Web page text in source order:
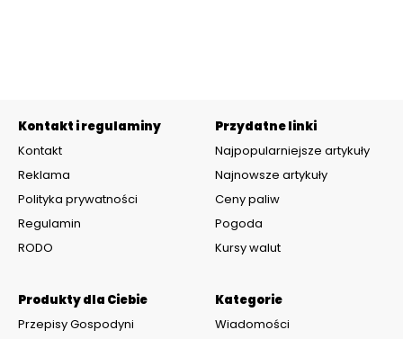
Kontakt i regulaminy
Kontakt
Reklama
Polityka prywatności
Regulamin
RODO
Kategorie
Wiadomości
Produkty dla Ciebie
Przepisy Gospodyni
Przydatne linki
Najpopularniejsze artykuły
Najnowsze artykuły
Ceny paliw
Pogoda
Kursy walut